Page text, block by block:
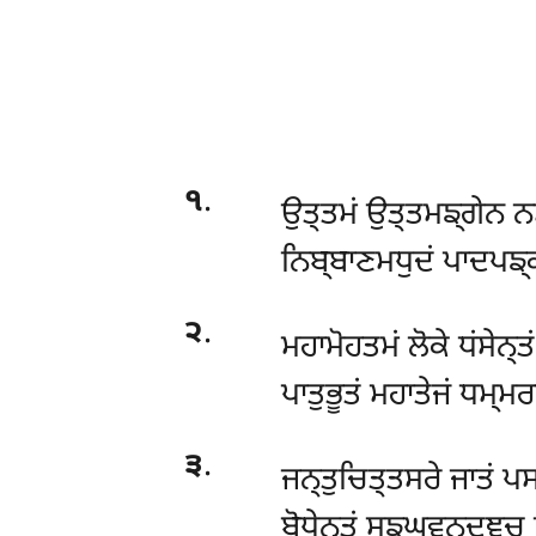
੧.
ਉਤ੍ਤਮਂ ਉਤ੍ਤਮਙ੍ਗੇਨ
ਨਿਬ੍ਬਾਣਮਧੁਦਂ
੨.
ਮਹਾਮੋਹਤਮਂ ਲੋਕੇ
ਪਾਤੁਭੂਤਂ ਮਹਾਤੇਜਂ
੩.
ਜਨ੍ਤੁਚਿਤ੍ਤਸਰੇ ਜਾਤਂ